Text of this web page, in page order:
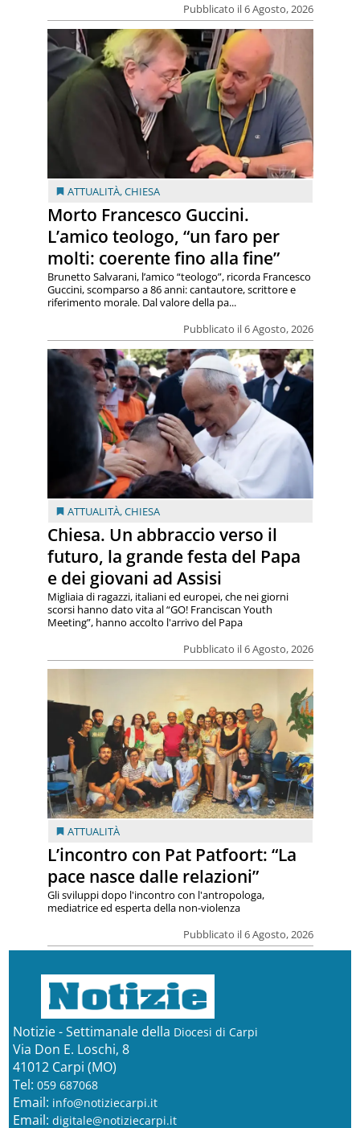
Pubblicato il 6 Agosto, 2026
ATTUALITÀ,CHIESA
Morto Francesco Guccini.
L’amico teologo, “un faro per
molti: coerente fino alla fine”
Pubblicato il 6 Agosto, 2026
Brunetto Salvarani, l’amico “teologo”, ricorda Francesco
Guccini, scomparso a 86 anni: cantautore, scrittore e
riferimento morale. Dal valore della pa...
ATTUALITÀ,CHIESA
Chiesa. Un abbraccio verso il
futuro, la grande festa del Papa
e dei giovani ad Assisi
Pubblicato il 6 Agosto, 2026
Migliaia di ragazzi, italiani ed europei, che nei giorni
scorsi hanno dato vita al “GO! Franciscan Youth
Meeting”, hanno accolto l'arrivo del Papa
ATTUALITÀ
L’incontro con Pat Patfoort: “La
pace nasce dalle relazioni”
Pubblicato il 6 Agosto, 2026
Gli sviluppi dopo l'incontro con l'antropologa,
mediatrice ed esperta della non-violenza
Notizie - Settimanale della Diocesi di Carpi
Via Don E. Loschi, 8
41012 Carpi (MO)
Tel: 059 687068
Email: info@notiziecarpi.it
Email: digitale@notiziecarpi.it